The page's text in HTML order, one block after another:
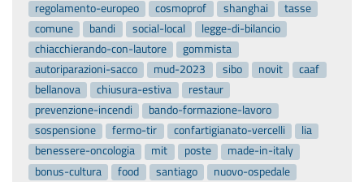
regolamento-europeo
cosmoprof shanghai
tasse
comune
bandi social-local
legge-di-bilancio
chiacchierando-con-lautore
gommista
autoriparazioni-sacco
mud-2023 sibo novit
caaf
bellanova
chiusura-estiva
restaur
prevenzione-incendi
bando-formazione-lavoro
sospensione
fermo-tir confartigianato-vercelli
lia
benessere-oncologia
mit poste
made-in-italy
bonus-cultura
food santiago
nuovo-ospedale